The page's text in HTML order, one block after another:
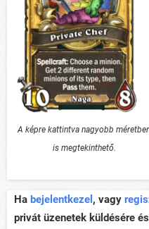
A képre kattintva nagyobb
is megtekinthető.
Ha bejelentkezel , vagy
privát üzenetek küldésére